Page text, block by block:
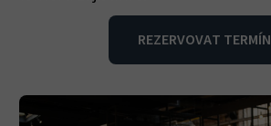
REZERVOVAT TERMÍN